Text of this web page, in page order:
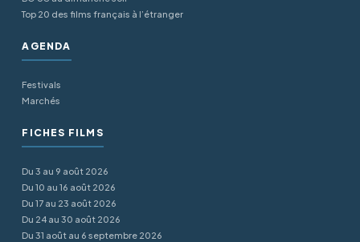
Top 20 des films français à l’étranger
AGENDA
Festivals
Marchés
FICHES FILMS
Du 3 au 9 août 2026
Du 10 au 16 août 2026
Du 17 au 23 août 2026
Du 24 au 30 août 2026
Du 31 août au 6 septembre 2026